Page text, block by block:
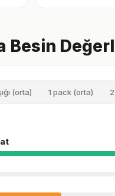
Besin
(orta) 1 pack (orta)